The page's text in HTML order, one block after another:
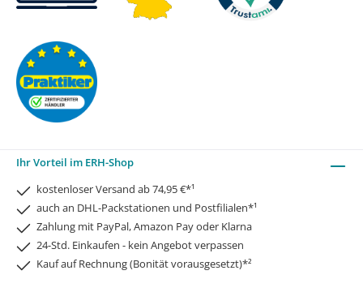
Ihr Vorteil im ERH-Shop
kostenloser Versand ab 74,95 €*¹
auch an DHL-Packstationen und Postfilialen*¹
Zahlung mit PayPal, Amazon Pay oder Klarna
24-Std. Einkaufen - kein Angebot verpassen
Kauf auf Rechnung (Bonität vorausgesetzt)*²